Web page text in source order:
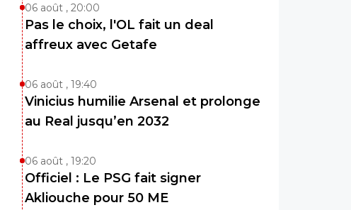
06 août , 20:00
Pas le choix, l'OL fait un deal
affreux avec Getafe
06 août , 19:40
Vinicius humilie Arsenal et prolonge
au Real jusqu’en 2032
06 août , 19:20
Officiel : Le PSG fait signer
Akliouche pour 50 ME